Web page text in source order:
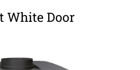
White Door